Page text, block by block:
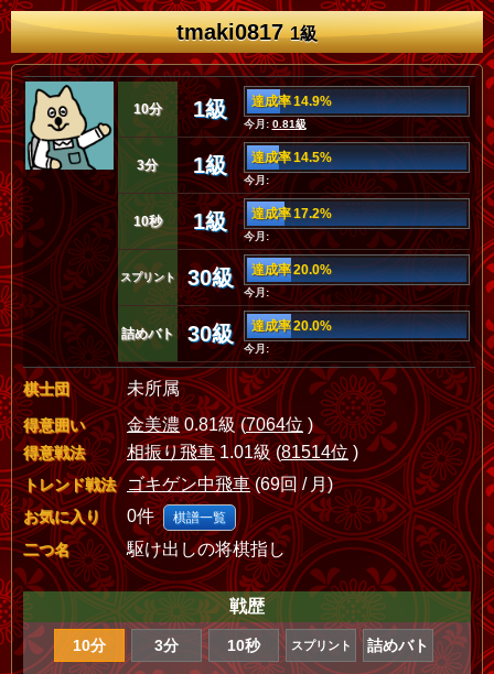
tmaki08171級
10分 1級 達成率 14.9%
今月:0.81級
3分 1級 達成率 14.5%
今月:
10秒 1級 達成率 17.2%
今月:
スプリント 30級 達成率 20.0%
今月:
詰めバト 30級 達成率 20.0%
今月:
棋士団 未所属
得意囲い 金美濃0.81級 (7064位 )
得意戦法 相振り飛車1.01級 (81514位 )
トレンド戦法 ゴキゲン中飛車(69回 / 月)
お気に入り 0件 棋譜一覧
二つ名 駆け出しの将棋指し
戦歴
10分 3分 10秒 スプリント 詰めバト